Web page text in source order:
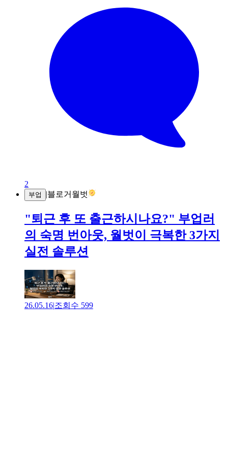
2
부업 |블로거월벗
"퇴근 후 또 출근하시나요?" 부업러
의 숙명 번아웃, 월벗이 극복한 3가지
실전 솔루션
26.05.16|조회수 599